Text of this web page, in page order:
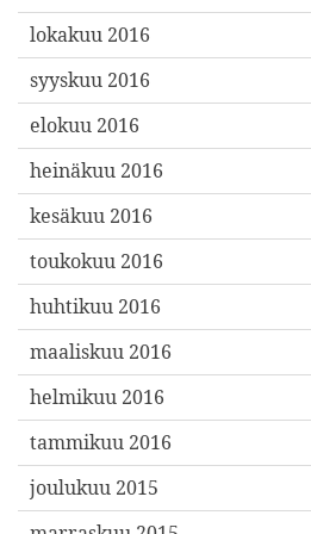
lokakuu 2016
syyskuu 2016
elokuu 2016
heinäkuu 2016
kesäkuu 2016
toukokuu 2016
huhtikuu 2016
maaliskuu 2016
helmikuu 2016
tammikuu 2016
joulukuu 2015